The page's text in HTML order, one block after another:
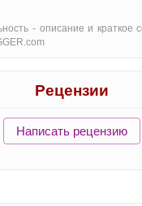
- oписание и
Рецензии
Написать рецензию